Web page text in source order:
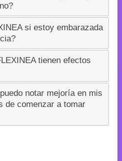
si estoy embarazada
tienen efectos
notar mejoría en mis
de comenzar a tomar